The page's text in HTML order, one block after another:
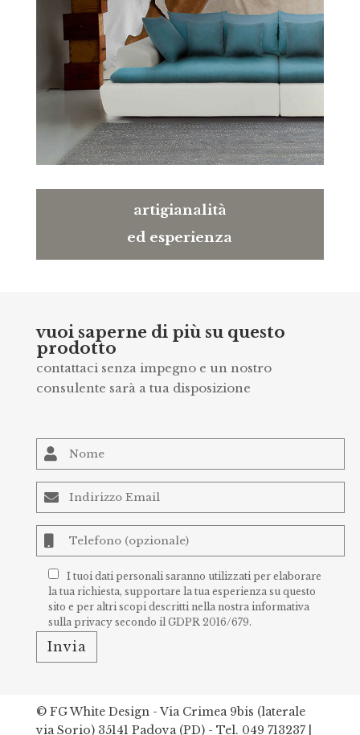
artigianalità
ed esperienza
vuoi saperne di più su questo
prodotto
contattaci senza impegno e un nostro
consulente sarà a tua disposizione
I tuoi dati personali saranno utilizzati per elaborare
la tua richiesta, supportare la tua esperienza su questo
sito e per altri scopi descritti nella nostra informativa
sulla privacysecondo il GDPR 2016/679.
© FG White Design - Via Crimea 9bis (laterale
via Sorio) 35141 Padova (PD) - Tel. 049 713237|